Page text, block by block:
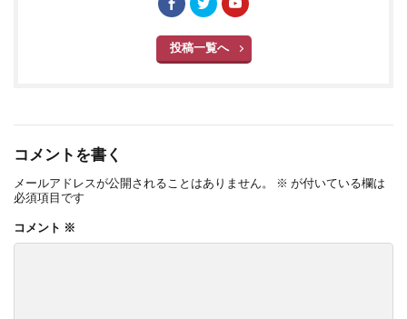
投稿一覧へ
コメントを書く
メールアドレスが公開されることはありません。 ※ が付いている欄は
必須項目です
コメント ※